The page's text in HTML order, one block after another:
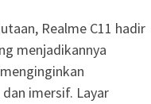
Realme C11 hadir
menjadikannya
imersif. Layar